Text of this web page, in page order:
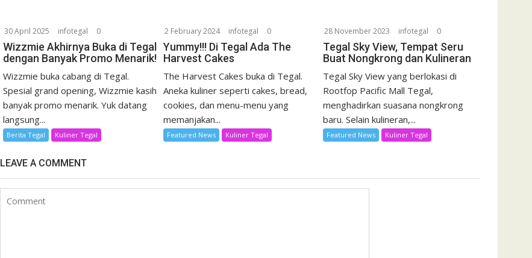
30 April 2025 infotegal 0
Wizzmie Akhirnya Buka di Tegal
dengan Banyak Promo Menarik!
Wizzmie buka cabang di Tegal.
Spesial grand opening, Wizzmie kasih
banyak promo menarik. Yuk datang
langsung...
Berita Tegal Kuliner Tegal
2 February 2024 infotegal 0
Yummy!!! Di Tegal Ada The
Harvest Cakes
The Harvest Cakes buka di Tegal.
Aneka kuliner seperti cakes, bread,
cookies, dan menu-menu yang
memanjakan...
Featured News Kuliner Tegal
28 November 2023 infotegal 0
Tegal Sky View, Tempat Seru
Buat Nongkrong dan Kulineran
Tegal Sky View yang berlokasi di
Rootfop Pacific Mall Tegal,
menghadirkan suasana nongkrong
baru. Selain kulineran,...
Featured News Kuliner Tegal
LEAVE A COMMENT